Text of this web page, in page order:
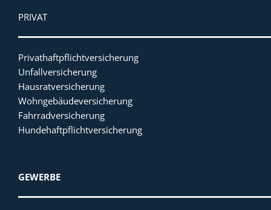
PRIVAT
Privathaftpflichtversicherung
Unfallversicherung
Hausratversicherung
Wohngebäudeversicherung
Fahrradversicherung
Hundehaftpflichtversicherung
GEWERBE